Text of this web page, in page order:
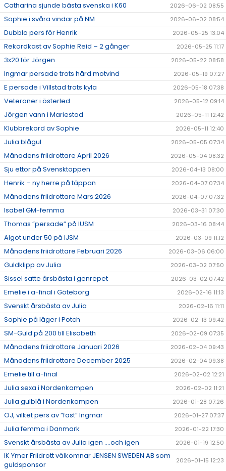
Catharina sjunde bästa svenska i K60 2026-06-02 08:55
Sophie i svåra vindar på NM 2026-06-02 08:54
Dubbla pers för Henrik 2026-05-25 13:04
Rekordkast av Sophie Reid – 2 gånger 2026-05-25 11:17
3x20 för Jörgen 2026-05-22 08:58
Ingmar persade trots hård motvind 2026-05-19 07:27
E persade i Villstad trots kyla 2026-05-18 07:38
Veteraner i österled 2026-05-12 09:14
Jörgen vann i Mariestad 2026-05-11 12:42
Klubbrekord av Sophie 2026-05-11 12:40
Julia blågul 2026-05-05 07:34
Månadens friidrottare April 2026 2026-05-04 08:32
Sju ettor på Svensktoppen 2026-04-13 08:00
Henrik – ny herre på täppan 2026-04-07 07:34
Månadens friidrottare Mars 2026 2026-04-07 07:32
Isabel GM-femma 2026-03-31 07:30
Thomas ”persade” på IUSM 2026-03-16 08:44
Algot under 50 på IJSM 2026-03-09 11:12
Månadens friidrottare Februari 2026 2026-03-06 06:00
Guldklipp av Julia 2026-03-02 07:50
Sissel satte årsbästa i genrepet 2026-03-02 07:42
Emelie i a-final i Göteborg 2026-02-16 11:13
Svenskt årsbästa av Julia 2026-02-16 11:11
Sophie på läger i Potch 2026-02-13 09:42
SM-Guld på 200 till Elisabeth 2026-02-09 07:35
Månadens friidrottare Januari 2026 2026-02-04 09:43
Månadens friidrottare December 2025 2026-02-04 09:38
Emelie till a-final 2026-02-02 12:21
Julia sexa i Nordenkampen 2026-02-02 11:21
Julia gulblå i Nordenkampen 2026-01-28 07:26
OJ, vilket pers av ”fast” Ingmar 2026-01-27 07:37
Julia femma i Danmark 2026-01-22 17:30
Svenskt årsbästa av Julia igen ….och igen 2026-01-19 12:50
IK Ymer Friidrott välkomnar JENSEN SWEDEN AB som
guldsponsor
2026-01-15 12:23